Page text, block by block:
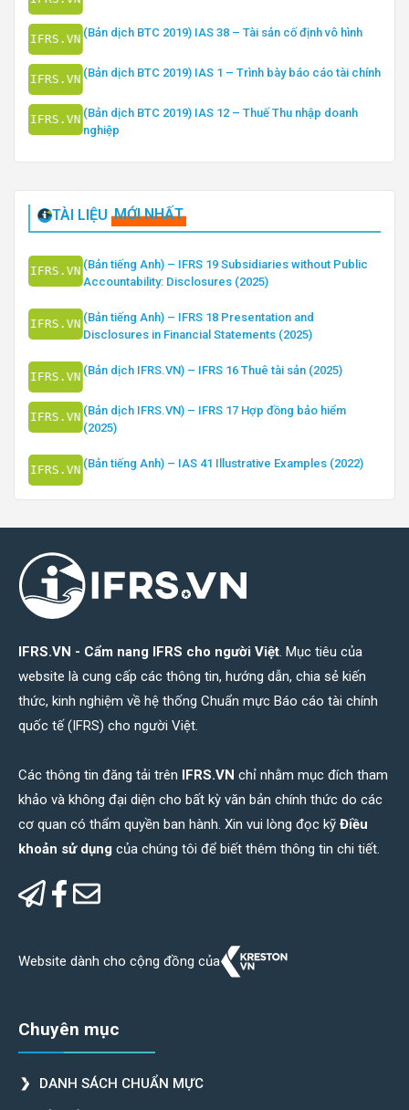
(Bản dịch BTC 2019) IAS 38 – Tài sản cố định vô hình
(Bản dịch BTC 2019) IAS 1 – Trình bày báo cáo tài chính
(Bản dịch BTC 2019) IAS 12 – Thuế Thu nhập doanh
nghiệp
TÀI LIỆU MỚI NHẤT
(Bản tiếng Anh) – IFRS 19 Subsidiaries without Public
Accountability: Disclosures (2025)
(Bản tiếng Anh) – IFRS 18 Presentation and
Disclosures in Financial Statements (2025)
(Bản dịch IFRS.VN) – IFRS 16 Thuê tài sản (2025)
(Bản dịch IFRS.VN) – IFRS 17 Hợp đồng bảo hiểm
(2025)
(Bản tiếng Anh) – IAS 41 Illustrative Examples (2022)
IFRS.VN - Cẩm nang IFRS cho người Việt . Mục tiêu của
website là cung cấp các thông tin, hướng dẫn, chia sẻ kiến
thức, kinh nghiệm về hệ thống Chuẩn mực Báo cáo tài chính
quốc tế (IFRS) cho người Việt.
Các thông tin đăng tải trên IFRS.VN chỉ nhằm mục đích tham
khảo và không đại diện cho bất kỳ văn bản chính thức do các
cơ quan có thẩm quyền ban hành. Xin vui lòng đọc kỹ Điều
khoản sử dụng của chúng tôi để biết thêm thông tin chi tiết.
Website dành cho cộng đồng của
Chuyên mục
DANH SÁCH CHUẨN MỰC